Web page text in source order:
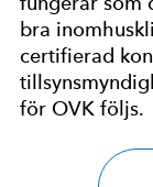
bra
certifierad
för OVK följs.